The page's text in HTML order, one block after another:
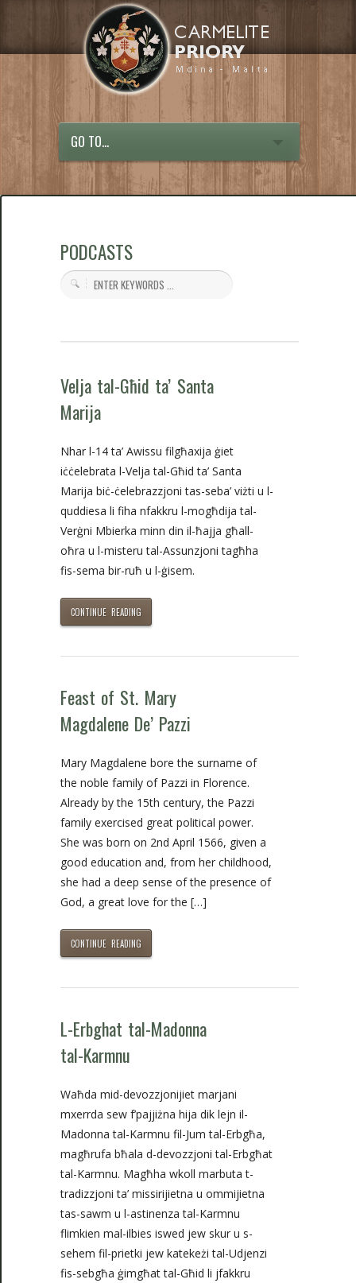
GO TO...
PODCASTS
Velja tal-Għid ta’ Santa
Marija
Nhar l-14 ta’ Awissu filgħaxija ġiet
iċċelebrata l-Velja tal-Għid ta’ Santa
Marija biċ-ċelebrazzjoni tas-seba’ viżti u l-
quddiesa li fiha nfakkru l-mogħdija tal-
Verġni Mbierka minn din il-ħajja għall-
oħra u l-misteru tal-Assunzjoni tagħha
fis-sema bir-ruħ u l-ġisem.
CONTINUE READING
Feast of St. Mary
Magdalene De’ Pazzi
Mary Magdalene bore the surname of
the noble family of Pazzi in Florence.
Already by the 15th century, the Pazzi
family exercised great political power.
She was born on 2nd April 1566, given a
good education and, from her childhood,
she had a deep sense of the presence of
God, a great love for the […]
CONTINUE READING
L-Erbghat tal-Madonna
tal-Karmnu
Waħda mid-devozzjonijiet marjani
mxerrda sew f’pajjiżna hija dik lejn il-
Madonna tal-Karmnu fil-Jum tal-Erbgħa,
magħrufa bħala d-devozzjoni tal-Erbgħat
tal-Karmnu. Magħha wkoll marbuta t-
tradizzjoni ta’ missirijietna u ommijietna
tas-sawm u l-astinenza tal-Karmnu
flimkien mal-ilbies iswed jew skur u s-
sehem fil-prietki jew katekeżi tal-Udjenzi
fis-sebgħa ġimgħat tal-Għid li jfakkru